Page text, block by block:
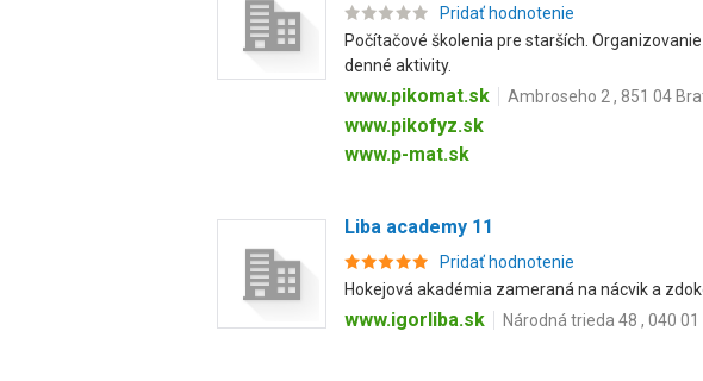
Pridať hodnotenie
Počítačové školenia pre starších.
denné aktivity.
www.pikomat.sk Ambroseho 2 , 851 04
www.pikofyz.sk
www.p-mat.sk
Liba academy 11
Pridať hodnotenie
Hokejová akadémia zameraná na nácvik a
www.igorliba.sk Národná trieda 48 , 040 01